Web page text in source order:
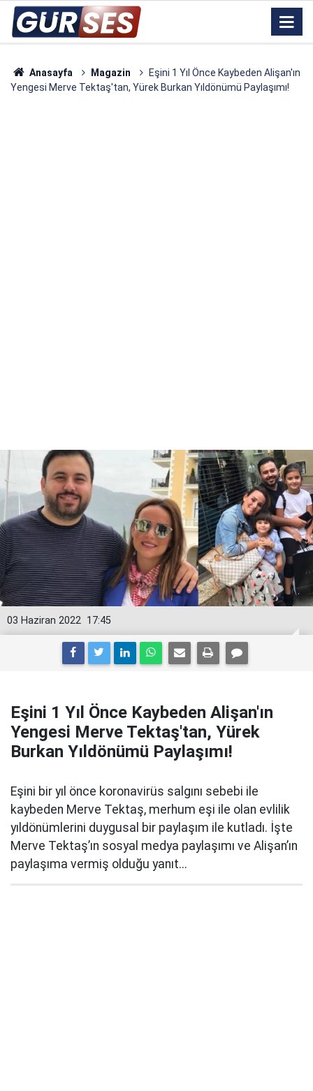
Anasayfa Magazin
Eşini 1 Yıl Önce Kaybeden Alişan'ın
Yengesi Merve Tektaş'tan, Yürek Burkan Yıldönümü Paylaşımı!
17:45
03 Haziran 2022
Eşini 1 Yıl Önce Kaybeden Alişan'ın
Yengesi Merve Tektaş'tan, Yürek
Burkan Yıldönümü Paylaşımı!
Eşini bir yıl önce koronavirüs salgını sebebi ile
kaybeden Merve Tektaş, merhum eşi ile olan evlilik
yıldönümlerini duygusal bir paylaşım ile kutladı. İşte
Merve Tektaş’ın sosyal medya paylaşımı ve Alişan’ın
paylaşıma vermiş olduğu yanıt...